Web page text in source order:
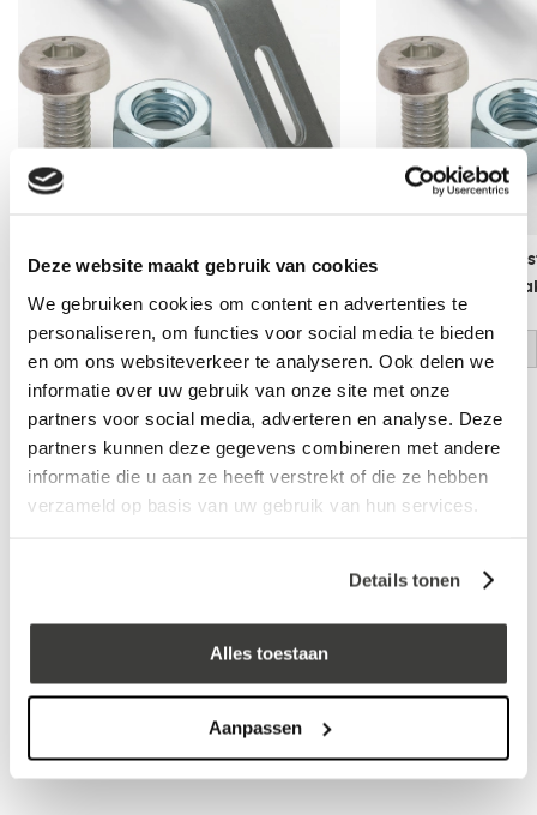
Deze website maakt gebruik van cookies
We gebruiken cookies om content en advertenties te
personaliseren, om functies voor social media te bieden
en om ons websiteverkeer te analyseren. Ook delen we
informatie over uw gebruik van onze site met onze
partners voor social media, adverteren en analyse. Deze
partners kunnen deze gegevens combineren met andere
informatie die u aan ze heeft verstrekt of die ze hebben
verzameld op basis van uw gebruik van hun services.
Details tonen
Alles toestaan
Aanpassen
Dakhakenset - 8 stuks tbv
per 3,5 m
Dakhakenset - 10
verzinkte set - 8
per 3,5 m
Vraag een vrijblijvende offerte aan! Offerte
Laagste prijsin Nederland én België!
Vrijblijvend advies door onze professionals
Advies nodig?
Bel: +31 78-303 1670